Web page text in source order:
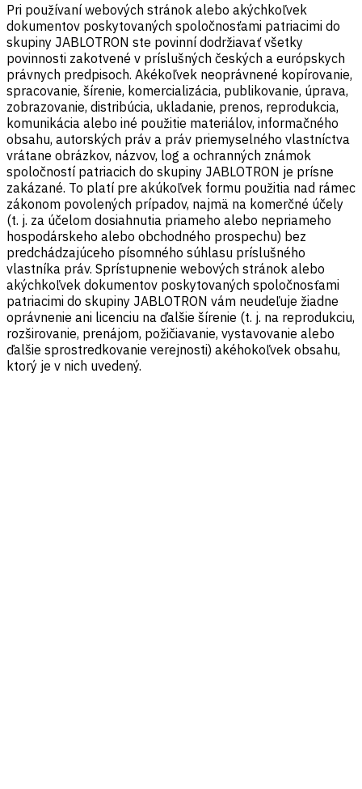
Pri používaní webových stránok alebo akýchkoľvek
dokumentov poskytovaných spoločnosťami patriacimi do
skupiny JABLOTRON ste povinní dodržiavať všetky
povinnosti zakotvené v príslušných českých a európskych
právnych predpisoch. Akékoľvek neoprávnené kopírovanie,
spracovanie, šírenie, komercializácia, publikovanie, úprava,
zobrazovanie, distribúcia, ukladanie, prenos, reprodukcia,
komunikácia alebo iné použitie materiálov, informačného
obsahu, autorských práv a práv priemyselného vlastníctva
vrátane obrázkov, názvov, log a ochranných známok
spoločností patriacich do skupiny JABLOTRON je prísne
zakázané. To platí pre akúkoľvek formu použitia nad rámec
zákonom povolených prípadov, najmä na komerčné účely
(t. j. za účelom dosiahnutia priameho alebo nepriameho
hospodárskeho alebo obchodného prospechu) bez
predchádzajúceho písomného súhlasu príslušného
vlastníka práv. Sprístupnenie webových stránok alebo
akýchkoľvek dokumentov poskytovaných spoločnosťami
patriacimi do skupiny JABLOTRON vám neudeľuje žiadne
oprávnenie ani licenciu na ďalšie šírenie (t. j. na reprodukciu,
rozširovanie, prenájom, požičiavanie, vystavovanie alebo
ďalšie sprostredkovanie verejnosti) akéhokoľvek obsahu,
ktorý je v nich uvedený.